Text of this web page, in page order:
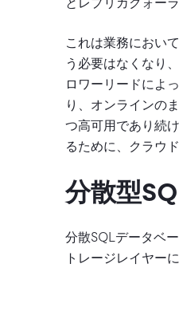
これは業務におい
う必要はなくなり
ロワーリードによ
り、オンラインの
つ高可用であり続
るために、クラウ
分散型
分散SQLデータベ
トレージレイヤー